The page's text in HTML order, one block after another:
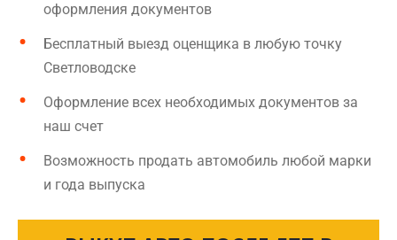
оформления документов
Бесплатный выезд оценщика в любую точку
Светловодске
Оформление всех необходимых документов за
наш счет
Возможность продать автомобиль любой марки
и года выпуска